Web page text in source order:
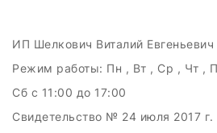
ИП Шелкович Виталий Евгеньевич
Режим работы: Пн , Вт , Ср , Чт ,
Сб c 11:00 до 17:00
Свидетельство № 24 июля 2017 г.